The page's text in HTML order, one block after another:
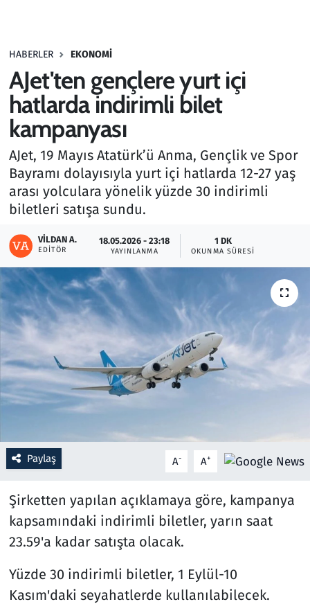
HABERLER EKONOMI
AJet'ten gençlere yurt içi
hatlarda indirimli bilet
kampanyası
AJet, 19 Mayıs Atatürk’ü Anma, Gençlik ve Spor
Bayramı dolayısıyla yurt içi hatlarda 12-27 yaş
arası yolculara yönelik yüzde 30 indirimli
biletleri satışa sundu.
VILDAN A.
EDITÖR
18.05.2026 - 23:18
YAYINLANMA
1 DK
OKUNMA SÜRESI
Paylaş A- A+
Şirketten yapılan açıklamaya göre, kampanya
kapsamındaki indirimli biletler, yarın saat
23.59'a kadar satışta olacak.
Yüzde 30 indirimli biletler, 1 Eylül-10
Kasım'daki seyahatlerde kullanılabilecek.
Haber
Kültür Sanat
Kurumsal Haberler
Lezzet Durağı
Memur ve Kamu
Otomobil
Oyun
Ramazan
Resmi İlanlar
Rüya Tabirleri
Sağlık
Savunma Sanayi
Spor
Teknoloji ve Bilim
Televizyon